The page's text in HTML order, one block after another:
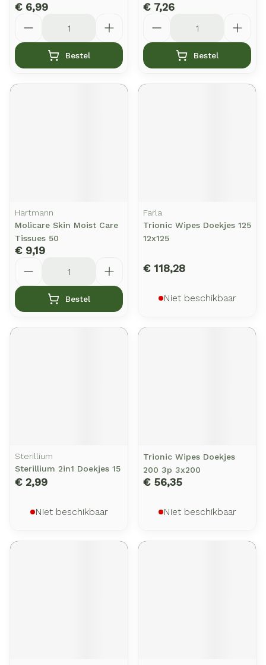
€ 6,99
Bestel
€ 7,26
Bestel
Hartmann
Molicare Skin Moist Care
Tissues 50
€ 9,19
Bestel
Farla
Trionic Wipes Doekjes 125
12x125
€ 118,28
Niet beschikbaar
Sterillium
Sterillium 2in1 Doekjes 15
€ 2,99
Niet beschikbaar
Trionic Wipes Doekjes
200 3p 3x200
€ 56,35
Niet beschikbaar